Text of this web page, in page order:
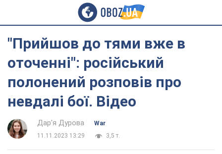
"Прийшов до тями вже в
оточенні": російський
полонений розповів про
невдалі бої. Відео
Дар'я Дурова
War
11.11.2023 13:29
3,5 т.